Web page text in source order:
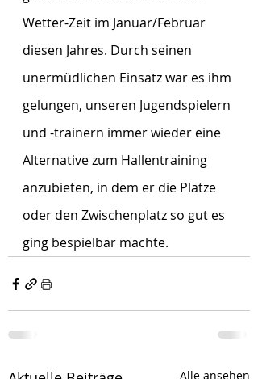
Wetter-Zeit im Januar/Februar
diesen Jahres. Durch seinen
unermüdlichen Einsatz war es ihm
gelungen, unseren Jugendspielern
und -trainern immer wieder eine
Alternative zum Hallentraining
anzubieten, in dem er die Plätze
oder den Zwischenplatz so gut es
ging bespielbar machte.
Alle ansehen